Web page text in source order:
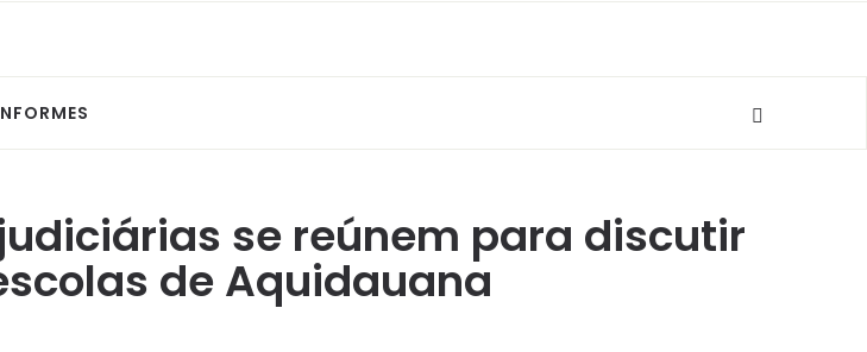
se reúnem para discutir
de Aquidauana